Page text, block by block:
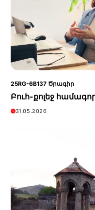
25RG-6B137 Ծրագիր
Բուհ-քոլեջ
31.05.2026